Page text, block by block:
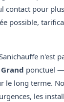
contact pour
possible,
n'est
ponctuel
le long terme.
les